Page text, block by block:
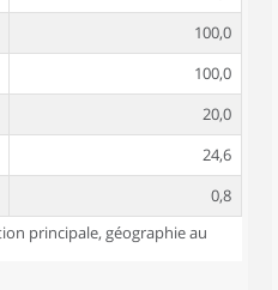
100,0
100,0
20,0
24,6
0,8
principale, géographie au